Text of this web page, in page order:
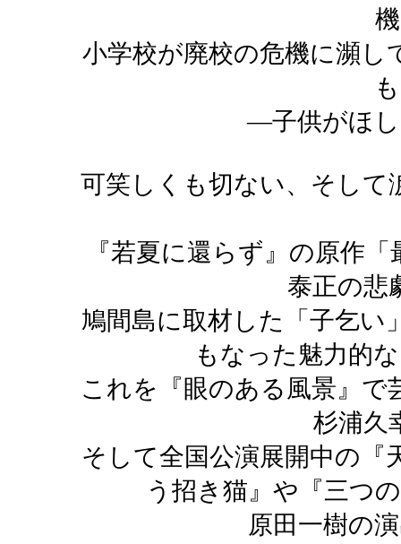
小学校が廃校の危機に瀕し
―子供がほし
可笑しくも切ない、そして
『若夏に還らず』の原作
泰正の悲
鳩間島に取材した「子乞い
もなった魅力的
これを『眼のある風景』
杉浦久
そして全国公演展開中の『
う招き猫』や『三つ
原田一樹の